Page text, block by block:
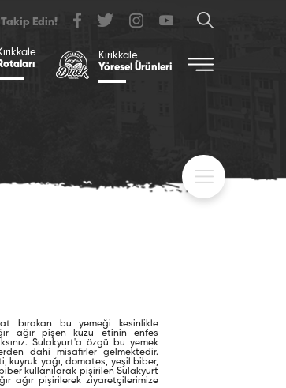
Takip Edin!
Rotaları
Kırıkkale
Yöresel Ürünleri
bırakan bu yemeği kesinlikle
ağır pişen kuzu etinin enfes
Sulakyurt'a özgü bu yemek
dahi misafirler gelmektedir.
kuyruk yağı, domates, yeşil biber,
kullanılarak pişirilen Sulakyurt
ağır pişirilerek ziyaretçilerimize